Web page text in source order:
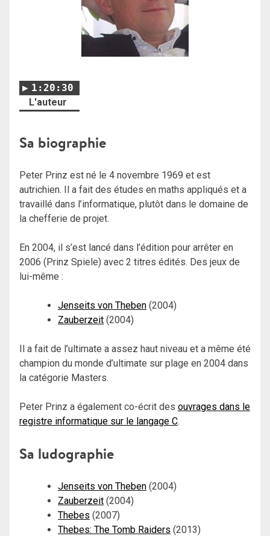
1:20:30
L'auteur
Sa biographie
Peter Prinz est né le 4 novembre 1969 et est
autrichien. Il a fait des études en maths appliqués et a
travaillé dans l’informatique, plutôt dans le domaine de
la chefferie de projet.
En 2004, il s’est lancé dans l’édition pour arrêter en
2006 (Prinz Spiele) avec 2 titres édités. Des jeux de
lui-même :
Jenseits von Theben (2004)
Zauberzeit (2004)
Il a fait de l’ultimate a assez haut niveau et a même été
champion du monde d’ultimate sur plage en 2004 dans
la catégorie Masters.
Peter Prinz a également co-écrit des ouvrages dans le
registre informatique sur le langage C.
Sa ludographie
Jenseits von Theben (2004)
Zauberzeit (2004)
Thebes (2007)
Thebes: The Tomb Raiders (2013)